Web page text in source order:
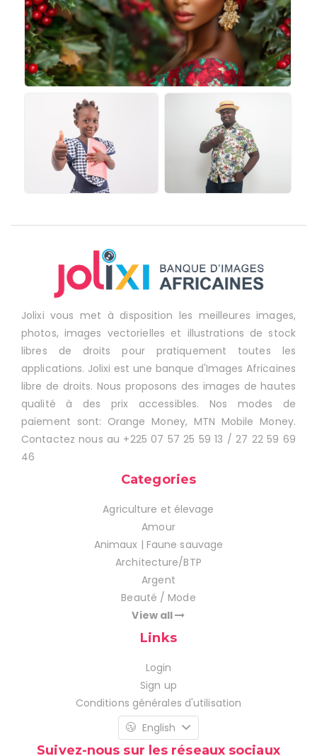
Jolixi vous met à disposition les meilleures images,
photos, images vectorielles et illustrations de stock
libres de droits pour pratiquement toutes les
applications. Jolixi est une banque d'Images Africaines
libre de droits. Nous proposons des images de hautes
qualité à des prix accessibles. Nos modes de
paiement sont: Orange Money, MTN Mobile Money.
Contactez nous au +225 07 57 25 59 13 / 27 22 59 69
46
Categories
Agriculture et élevage
Amour
Animaux | Faune sauvage
Architecture/BTP
Argent
Beauté / Mode
View all
Links
Login
Sign up
Conditions générales d'utilisation
English
Suivez-nous sur les réseaux sociaux